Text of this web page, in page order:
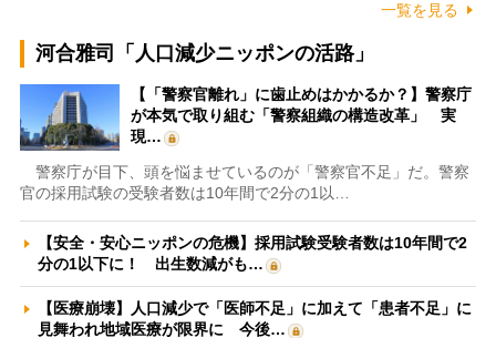
一覧を見る
河合雅司「人口減少ニッポンの活路」
【「警察官離れ」に歯止めはかかるか？】警察庁
が本気で取り組む「警察組織の構造改革」 実
現…
警察庁が目下、頭を悩ませているのが「警察官不足」だ。警察
官の採用試験の受験者数は10年間で2分の1以…
【安全・安心ニッポンの危機】採用試験受験者数は10年間で2
分の1以下に！ 出生数減がも…
【医療崩壊】人口減少で「医師不足」に加えて「患者不足」に
見舞われ地域医療が限界に 今後…